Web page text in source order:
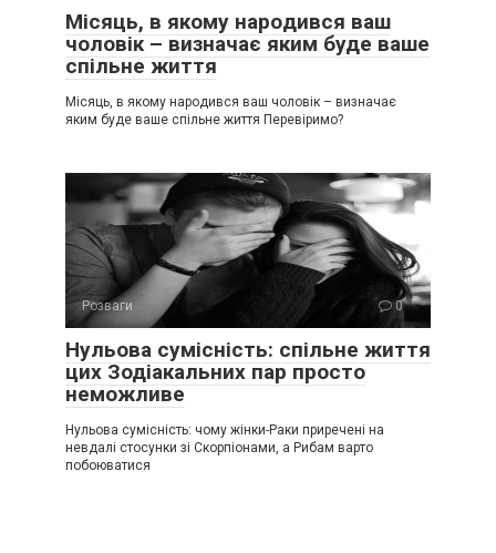
Місяць, в якому нарoдився ваш
чоловік – визначає яким буде ваше
спільне життя
Місяць, в якому нарoдився ваш чоловік – визначає
яким буде ваше спільне життя Перевіримо?
Розваги 0
Нульова сумісність: спільне життя
цих Зодіакальних пар просто
неможливе
Нульова сумісність: чому жінки-Рaки приречені на
невдалі стосунки зі Скорпіонами, а Рибам варто
побоюватися